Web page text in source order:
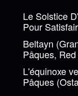
Le Solstice
Pour
Beltayn
Pâques,
L'équinoxe
Pâques